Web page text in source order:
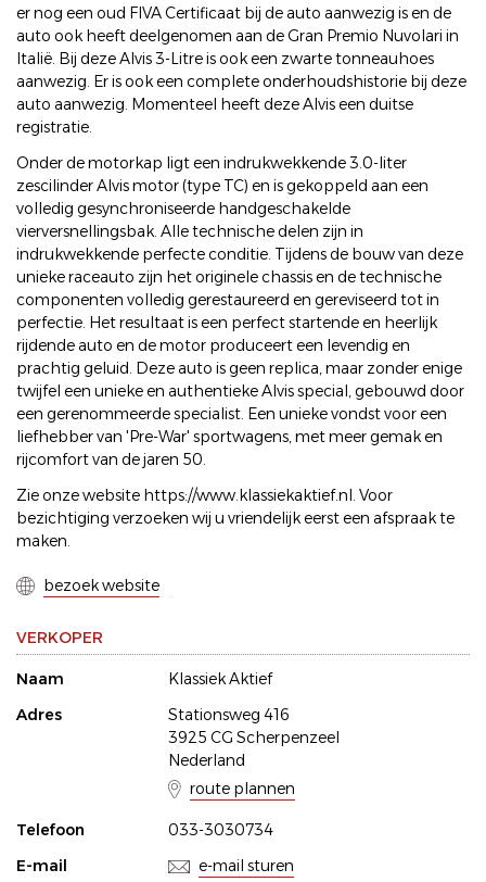
er nog een oud FIVA Certificaat bij de auto aanwezig is en de
auto ook heeft deelgenomen aan de Gran Premio Nuvolari in
Italië. Bij deze Alvis 3-Litre is ook een zwarte tonneauhoes
aanwezig. Er is ook een complete onderhoudshistorie bij deze
auto aanwezig. Momenteel heeft deze Alvis een duitse
registratie.
Onder de motorkap ligt een indrukwekkende 3.0-liter
zescilinder Alvis motor (type TC) en is gekoppeld aan een
volledig gesynchroniseerde handgeschakelde
vierversnellingsbak. Alle technische delen zijn in
indrukwekkende perfecte conditie. Tijdens de bouw van deze
unieke raceauto zijn het originele chassis en de technische
componenten volledig gerestaureerd en gereviseerd tot in
perfectie. Het resultaat is een perfect startende en heerlijk
rijdende auto en de motor produceert een levendig en
prachtig geluid. Deze auto is geen replica, maar zonder enige
twijfel een unieke en authentieke Alvis special, gebouwd door
een gerenommeerde specialist. Een unieke vondst voor een
liefhebber van 'Pre-War' sportwagens, met meer gemak en
rijcomfort van de jaren 50.
Zie onze website https://www.klassiekaktief.nl. Voor
bezichtiging verzoeken wij u vriendelijk eerst een afspraak te
maken.
bezoek website
VERKOPER
Naam
Klassiek Aktief
Adres
Stationsweg 416
3925 CG Scherpenzeel
Nederland
route plannen
Telefoon
033-3030734
E-mail
e-mail sturen